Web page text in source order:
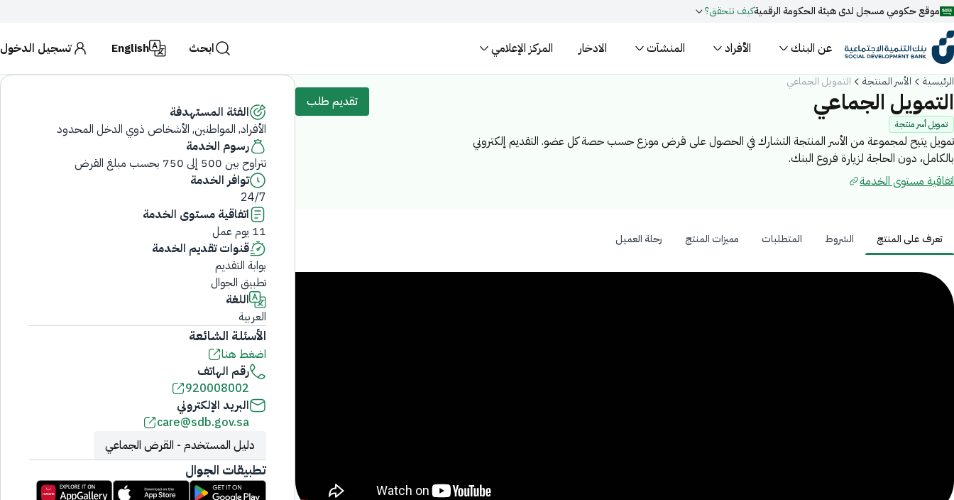
موقع حكومي مسجل لدى هيئة الحكومة الرقميةكيف تتحقق؟
روابط المواقع الالكترونية الرسمية السعودية تنتهي بـ
جميع روابط المواقع الرسمية التابعة للجهات الحكومية في المملكة العربية السعودية تنتهي بـ .gov.sa
المواقع الالكترونية الحكومية تستخدم بروتوكول HTTPSللتشفير و الأمان.
المواقع الالكترونية الآمنة في المملكة العربية السعودية تستخدم بروتوكول HTTPS للتشفير.
مسجل لدى هيئة الحكومة الرقمية برقم:
عن البنك الأفراد المنشآت الادخار المركز الإعلامي ابحث English تسجيل الدخول
ابحث
فعل البحث الذكي عبر نورة المدعومة بالذكاء الاصطناعي
اقتراحات
الفئة المستهدفة
الأفراد, المواطنين, الأشخاص ذوي الدخل المحدود
رسوم الخدمة
تتراوح بين 500 إلى 750 بحسب مبلغ القرض
توافر الخدمة
24/7
اتفاقية مستوى الخدمة
11 يوم عمل
قنوات تقديم الخدمة
بوابة التقديم
تطبيق الجوال
اللغة
العربية
الأسئلة الشائعة
اضغط هنا
رقم الهاتف
920008002
البريد الإلكتروني
care@sdb.gov.sa
دليل المستخدم - القرض الجماعي
تطبيقات الجوال
الرئيسية الأسر المنتجة التمويل الجماعي
التمويل الجماعي تقديم طلب
تمويل أسر منتجة
تمويل يتيح لمجموعة من الأسر المنتجة التشارك في الحصول على قرض موزع حسب حصة كل عضو. التقديم إلكتروني
بالكامل، دون الحاجة لزيارة فروع البنك.
اتفاقية مستوى الخدمة
تعرف على المنتج الشروط المتطلبات مميزات المنتج رحلة العميل
تعرف على المنتج